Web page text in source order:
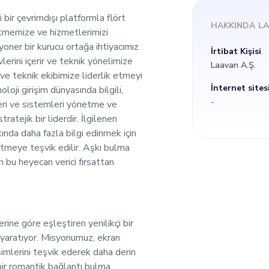
bir kurucu
Teknoloji
öncülük
etmeyi ve teknik
bir şekilde
bir büyüme
ve
bir çevrimdışı platformla flört
ve hizmetlerimizi
bir kurucu ortağa ihtiyacımız
içerir ve teknik yönelimize
teknik ekibimize liderlik etmeyi
girişim dünyasında bilgili,
ve sistemleri yönetme ve
bir liderdir. İlgilenen
daha fazla bilgi edinmek için
teşvik edilir. Aşkı bulma
heyecan verici fırsattan
göre eşleştiren yenilikçi bir
Misyonumuz, ekran
teşvik ederek daha derin
HAKKINDA
İrtibat Kişisi
Laavan A.Ş.
İnternet
-